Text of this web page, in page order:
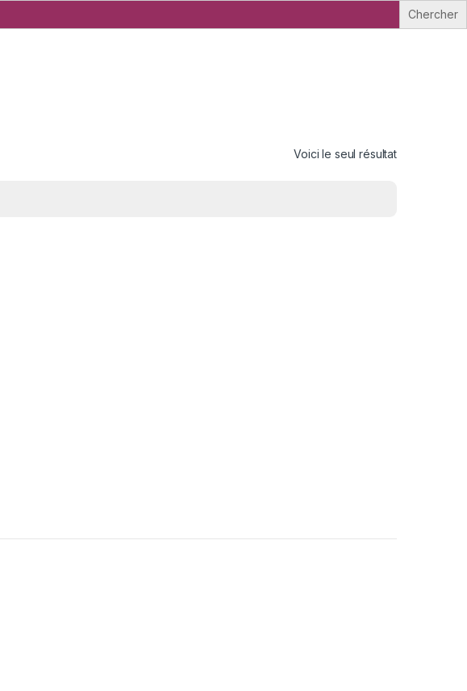
Voici le seul résultat